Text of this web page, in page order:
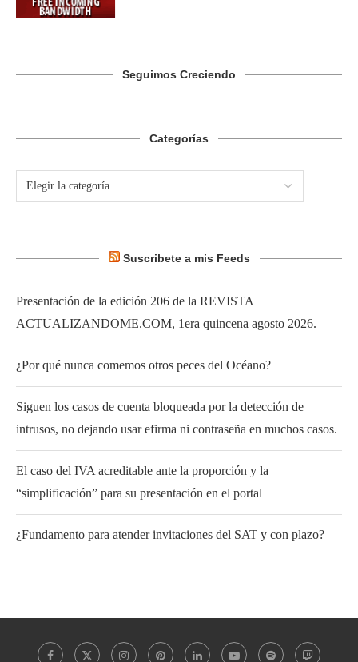
Seguimos Creciendo
Categorías
Suscribete a mis Feeds
Presentación de la edición 206 de la REVISTA
ACTUALIZANDOME.COM, 1era quincena agosto 2026.
¿Por qué nunca comemos otros peces del Océano?
Siguen los casos de cuenta bloqueada por la detección de
intrusos, no dejando usar efirma ni contraseña en muchos casos.
El caso del IVA acreditable ante la proporción y la
“simplificación” para su presentación en el portal
¿Fundamento para atender invitaciones del SAT y con plazo?